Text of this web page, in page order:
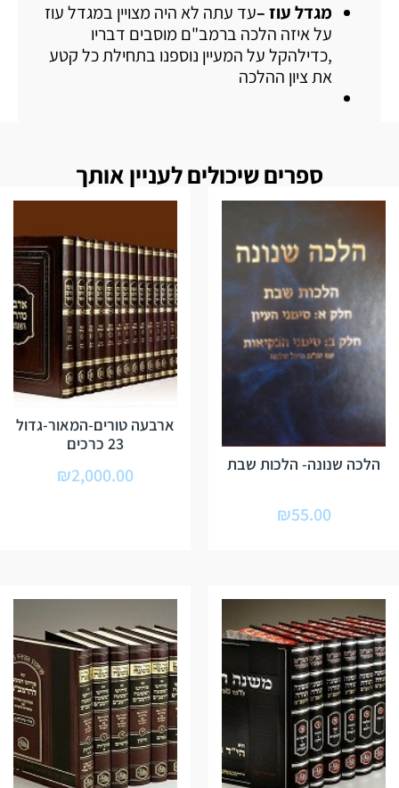
מגדל עוז –עד עתה לא היה מצויין במגדל עוז
על איזה הלכה ברמב"ם מוסבים דבריו
,כדילהקל על המעיין נוספנו בתחילת כל קטע
את ציון ההלכה
ספרים שיכולים לעניין אותך
הלכה שנונה- הלכות שבת
₪55.00
ארבעה טורים-המאור-גדול
23 כרכים
₪2,000.00